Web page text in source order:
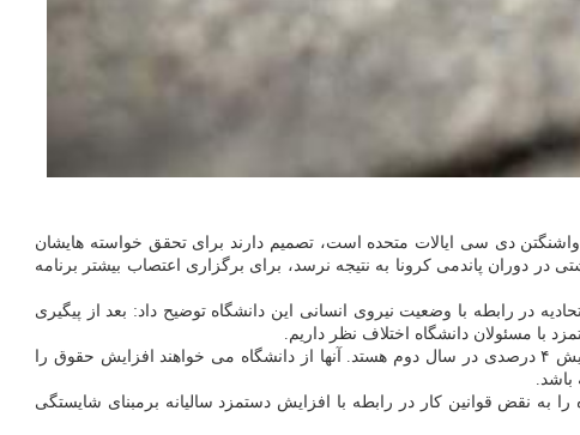
دی سی ایالات متحده است، تصمیم دارند برای تحقق خواسته هایشان
دوران پاندمی کرونا به نتیجه نرسد، برای برگزاری اعتصاب بیشتر برنامه
در نوامبر ۲۰۲۰ تشکیل دادند. یک نفر از اعضای اصلی این اتحادیه در رابطه با وضعیت نیروی انسانی این دانشگاه توضیح داد: بعد از پیگیری
با مسئولان دانشگاه اختلاف نظر داریم.
موضوع اصلی اختلاف میان اتحادیه و دانشگاه، "برابری حقوق" است. کارکنان خواهان افزایش ۵ درصدی حقوق در آخر سال اول قرارداد و افزایش ۴ درصدی در سال دوم هستد. آنها از دانشگاه می خواهند افزایش حقوق را
را به نقض قوانین کار در رابطه با افزایش دستمزد سالیانه برمبنای شایستگی